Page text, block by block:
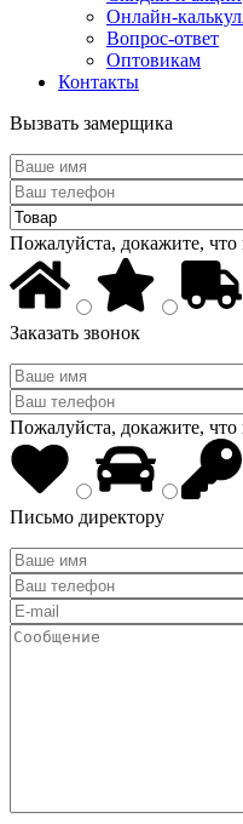
Онлайн-
Вопрос-ответ
Оптовикам
Контакты
Вызвать замерщика
Пожалуйста, докажите,
Заказать звонок
Пожалуйста, докажите,
Письмо директору